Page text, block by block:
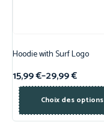
Hoodie with Surf Logo
15,99€–29,99€
Choix des options